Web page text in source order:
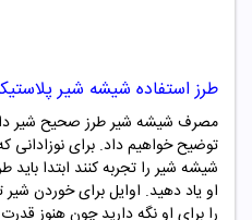
طرز استفاده شیشه شیر
مصرف شیشه شیر طرز صحیح شیر
توضیح خواهیم داد. برای نوزادانی
شیشه شیر را تجربه کنند ابتدا
او یاد دهید. اوایل برای خوردن
را برای او نگه دارید چون هنوز